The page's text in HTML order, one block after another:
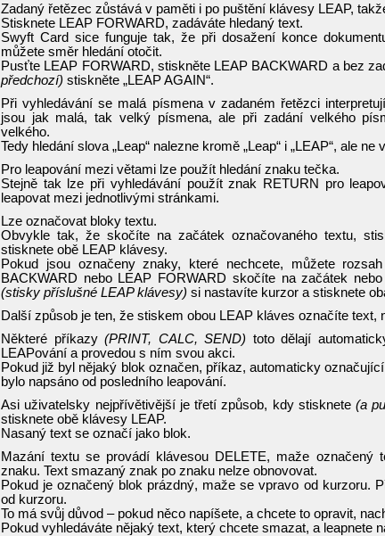
Zadaný řetězec zůstává v paměti i po puštění klávesy LEAP,
Stisknete LEAP FORWARD, zadáváte hledaný text.
Swyft Card sice funguje tak, že při dosažení konce
můžete směr hledání otočit.
Pusťte LEAP FORWARD, stiskněte LEAP BACKWARD a bez
předchozí) stiskněte „LEAP AGAIN“.
Při vyhledávání se malá písmena v zadaném řetězci
jsou jak malá, tak velký písmena, ale při zadání velkého
velkého.
Tedy hledání slova „Leap“ nalezne kromě „Leap“ i „LEAP“, ale ne
Pro leapování mezi větami lze použít hledání znaku tečka.
Stejně tak lze při vyhledávání použít znak RETURN pro
leapovat mezi jednotlivými stránkami.
Lze označovat bloky textu.
Obvykle tak, že skočíte na začátek označovaného textu,
stisknete obě LEAP klávesy.
Pokud jsou označeny znaky, které nechcete, můžete
BACKWARD nebo LEAP FORWARD skočíte na začátek
(stisky příslušné LEAP klávesy) si nastavíte kurzor a stisknete
Další způsob je ten, že stiskem obou LEAP kláves označíte text,
Některé příkazy(PRINT, CALC, SEND) toto dělají
LEAPování a provedou s ním svou akci.
Pokud již byl nějaký blok označen, příkaz, automaticky
bylo napsáno od posledního leapování.
Asi uživatelsky nejpřívětivější je třetí způsob, kdy stisknete(a
stisknete obě klávesy LEAP.
Nasaný text se označí jako blok.
Mazání textu se provádí klávesou DELETE, maže označený
znaku. Text smazaný znak po znaku nelze obnovovat.
Pokud je označený blok prázdný, maže se vpravo od kurzoru.
od kurzoru.
To má svůj důvod – pokud něco napíšete, a chcete to opravit,
Pokud vyhledáváte nějaký text, který chcete smazat, a leapnete